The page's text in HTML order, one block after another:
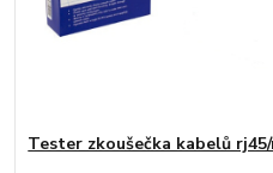
Tester zkoušečka kabelů